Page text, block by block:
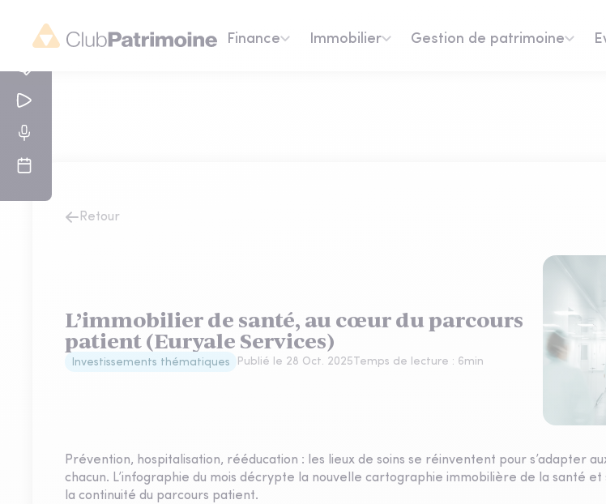
Finance Immobilier Gestion de patrimoine
Retour
L’immobilier de santé, au cœur du parcours
patient (Euryale Services)
Investissements thématiques Publié le 28 Oct. 2025Temps de lecture : 6min
Prévention, hospitalisation, rééducation : les lieux de soins se réinventent pour s’adapter
chacun. L’infographie du mois décrypte la nouvelle cartographie immobilière de la santé et
la continuité du parcours patient.